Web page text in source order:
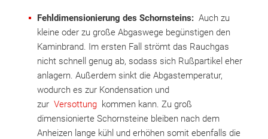
Fehldimensionierung des Schornsteins: Auch zu
kleine oder zu große Abgaswege begünstigen den
Kaminbrand. Im ersten Fall strömt das Rauchgas
nicht schnell genug ab, sodass sich Rußpartikel eher
anlagern. Außerdem sinkt die Abgastemperatur,
wodurch es zur Kondensation und
zur Versottung kommen kann. Zu groß
dimensionierte Schornsteine bleiben nach dem
Anheizen lange kühl und erhöhen somit ebenfalls die